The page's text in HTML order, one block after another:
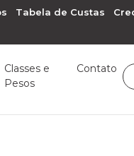
Tabela de Custas
Classes e
Pesos
Contato